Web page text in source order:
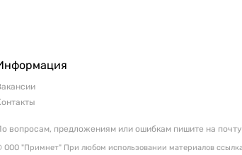
вопросам, предложениям или ошибкам пишите на почту
ООО "Примнет" При любом использовании материалов ссылка